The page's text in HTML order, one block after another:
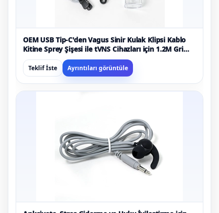
OEM USB Tip-C'den Vagus Sinir Kulak Klipsi Kablo
Kitine Sprey Şişesi ile tVNS Cihazları için 1.2M Gri
Kurşun Tel
Teklif İste Ayrıntıları görüntüle